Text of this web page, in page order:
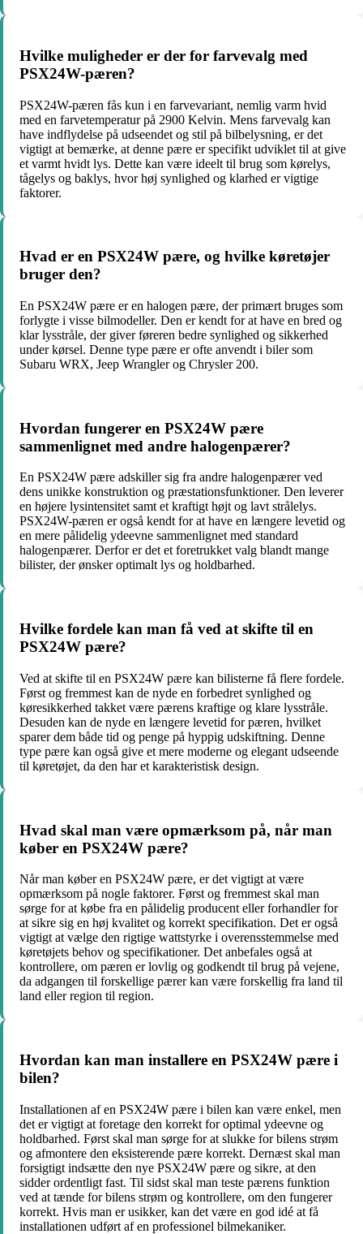
Hvilke muligheder er der for farvevalg med
PSX24W-pæren?
PSX24W-pæren fås kun i en farvevariant, nemlig varm hvid
med en farvetemperatur på 2900 Kelvin. Mens farvevalg kan
have indflydelse på udseendet og stil på bilbelysning, er det
vigtigt at bemærke, at denne pære er specifikt udviklet til at give
et varmt hvidt lys. Dette kan være ideelt til brug som kørelys,
tågelys og baklys, hvor høj synlighed og klarhed er vigtige
faktorer.
Hvad er en PSX24W pære, og hvilke køretøjer
bruger den?
En PSX24W pære er en halogen pære, der primært bruges som
forlygte i visse bilmodeller. Den er kendt for at have en bred og
klar lysstråle, der giver føreren bedre synlighed og sikkerhed
under kørsel. Denne type pære er ofte anvendt i biler som
Subaru WRX, Jeep Wrangler og Chrysler 200.
Hvordan fungerer en PSX24W pære
sammenlignet med andre halogenpærer?
En PSX24W pære adskiller sig fra andre halogenpærer ved
dens unikke konstruktion og præstationsfunktioner. Den leverer
en højere lysintensitet samt et kraftigt højt og lavt strålelys.
PSX24W-pæren er også kendt for at have en længere levetid og
en mere pålidelig ydeevne sammenlignet med standard
halogenpærer. Derfor er det et foretrukket valg blandt mange
bilister, der ønsker optimalt lys og holdbarhed.
Hvilke fordele kan man få ved at skifte til en
PSX24W pære?
Ved at skifte til en PSX24W pære kan bilisterne få flere fordele.
Først og fremmest kan de nyde en forbedret synlighed og
køresikkerhed takket være pærens kraftige og klare lysstråle.
Desuden kan de nyde en længere levetid for pæren, hvilket
sparer dem både tid og penge på hyppig udskiftning. Denne
type pære kan også give et mere moderne og elegant udseende
til køretøjet, da den har et karakteristisk design.
Hvad skal man være opmærksom på, når man
køber en PSX24W pære?
Når man køber en PSX24W pære, er det vigtigt at være
opmærksom på nogle faktorer. Først og fremmest skal man
sørge for at købe fra en pålidelig producent eller forhandler for
at sikre sig en høj kvalitet og korrekt specifikation. Det er også
vigtigt at vælge den rigtige wattstyrke i overensstemmelse med
køretøjets behov og specifikationer. Det anbefales også at
kontrollere, om pæren er lovlig og godkendt til brug på vejene,
da adgangen til forskellige pærer kan være forskellig fra land til
land eller region til region.
Hvordan kan man installere en PSX24W pære i
bilen?
Installationen af en PSX24W pære i bilen kan være enkel, men
det er vigtigt at foretage den korrekt for optimal ydeevne og
holdbarhed. Først skal man sørge for at slukke for bilens strøm
og afmontere den eksisterende pære korrekt. Dernæst skal man
forsigtigt indsætte den nye PSX24W pære og sikre, at den
sidder ordentligt fast. Til sidst skal man teste pærens funktion
ved at tænde for bilens strøm og kontrollere, om den fungerer
korrekt. Hvis man er usikker, kan det være en god idé at få
installationen udført af en professionel bilmekaniker.